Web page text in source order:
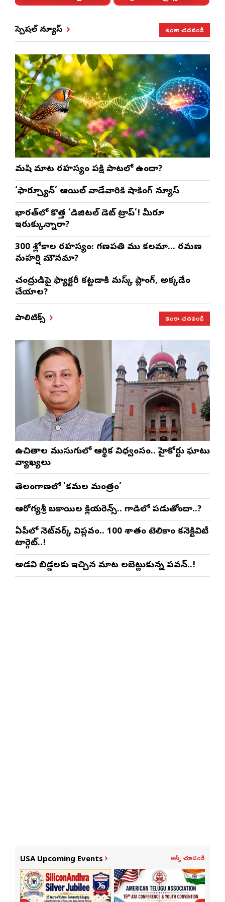
స్పెషల్ న్యూస్ ఇంకా చదవండి
మనిషి మాట రహస్యం పక్షి పాటలో ఉందా?
‘ఫార్చ్యూన్’ ఆయిల్ వాడేవారికి షాకింగ్ న్యూస్
భారత్‌లో కొత్త ‘డిజిటల్ డెట్ ట్రాప్’! మీరూ
ఇరుక్కున్నారా?
300 శ్లోకాల రహస్యం: గణపతి ముని కలమా… రమణ
మహర్షి మౌనమా?
చంద్రుడిపై ఫ్యాక్టరీ కట్టడానికి మస్క్ ప్లానింగ్, అక్కడేం
చేయాలని?
పాలిటిక్స్ ఇంకా చదవండి
ఉచితాల ముసుగులో ఆర్థిక విధ్వంసం.. హైకోర్టు ఘాటు
వ్యాఖ్యలు
తెలంగాణలో ‘కమల మంత్రం’
ఆరోగ్యశ్రీ బకాయిల క్లియరెన్స్.. గాడిలో పడుతోందా..?
ఏపీలో నెట్‌వర్క్ విప్లవం.. 100 శాతం టెలికాం కనెక్టివిటీ
టార్గెట్..!
అడవి బిడ్డలకు ఇచ్చిన మాట నిలబెట్టుకున్న పవన్..!
USA Upcoming Events అన్నీ చూడండి